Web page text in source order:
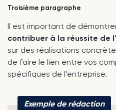
Troisième paragraphe
Il est important de
contribuer à la réussite de
sur des réalisations
de faire le lien entre vos
spécifiques de l’entreprise.
Exemple de rédaction